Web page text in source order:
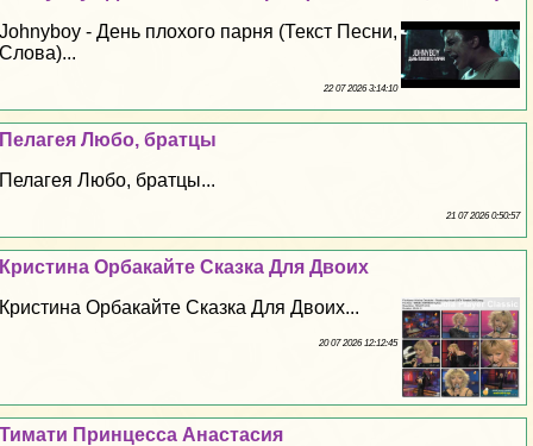
Johnyboy - День плохого парня (Текст Песни,
Слова)...
22 07 2026 3:14:10
Пелагея Любо, братцы
Пелагея Любо, братцы...
21 07 2026 0:50:57
Кристина Орбакайте Сказка Для Двоих
Кристина Орбакайте Сказка Для Двоих...
20 07 2026 12:12:45
Тимати Принцесса Анастасия